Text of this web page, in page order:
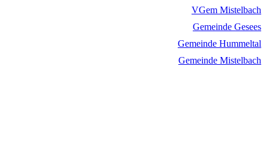
VGem Mistelbach
Gemeinde Gesees
Gemeinde Hummeltal
Gemeinde Mistelbach